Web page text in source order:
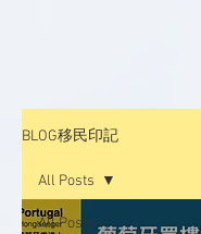
BLOG移民印記
All Posts
All Posts